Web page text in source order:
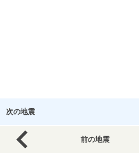
次の地震
前の地震